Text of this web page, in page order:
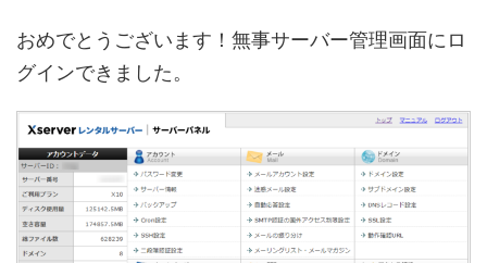
おめでとうございます！無事サーバー管理画面にロ
グインできました。